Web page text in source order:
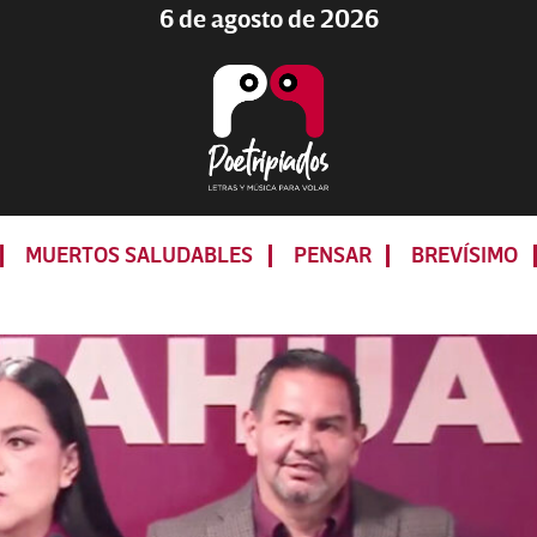
6 de agosto de 2026
LETRAS
Y
PARA
VOLAR
MUERTOS SALUDABLES PENSAR BREVÍSIMO